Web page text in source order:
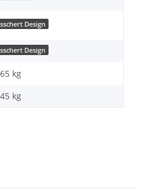
Design
Design
kg
kg